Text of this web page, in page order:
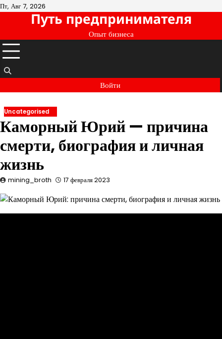
Перейти
содержимому
Пт, Авг 7, 2026
Путь предпринимателя
Опыт бизнеса
Войти
Uncategorised
Каморный Юрий — причина
смерти, биография и личная
жизнь
mining_broth 17 февраля 2023